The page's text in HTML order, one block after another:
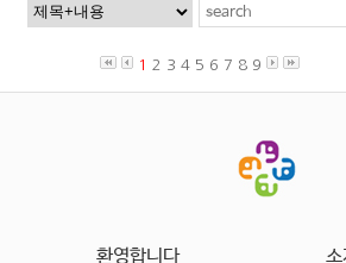
1
2 3 4 5 6 7 8 9
환영합니다